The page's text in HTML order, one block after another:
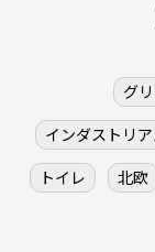
グ
インダストリ
トイレ
北欧